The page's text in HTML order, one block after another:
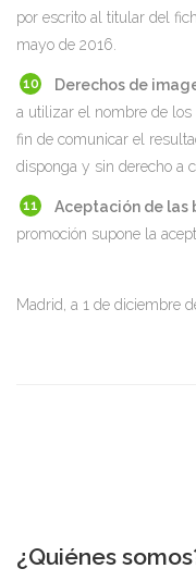
por escrito al titular del
mayo de 2016.
Derechos de
a utilizar el nombre de los
fin de comunicar el
disponga y sin derecho a
Aceptación de las
promoción supone la
Madrid, a 1 de diciembre
¿Quiénes